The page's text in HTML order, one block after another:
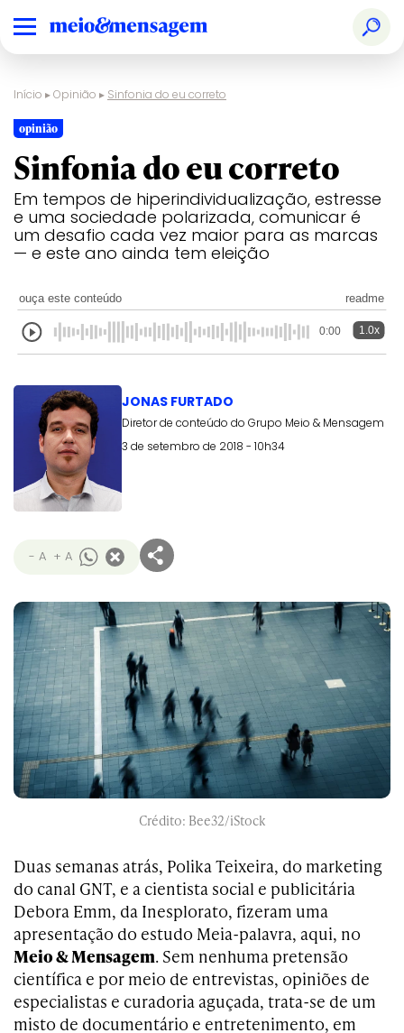
Início ▸Opinião ▸ Sinfonia do eu correto
opinião
Sinfonia do eu correto
Em tempos de hiperindividualização, estresse
e uma sociedade polarizada, comunicar é
um desafio cada vez maior para as marcas
— e este ano ainda tem eleição
ouça este conteúdo readme
0:00 1.0x
JONAS FURTADO
Diretor de conteúdo do Grupo Meio & Mensagem
3 de setembro de 2018 - 10h34
- A + A
Crédito: Bee32/iStock
Duas semanas atrás, Polika Teixeira, do marketing
do canal GNT, e a cientista social e publicitária
Debora Emm, da Inesplorato, fizeram uma
apresentação do estudo Meia-palavra, aqui, no
Meio & Mensagem. Sem nenhuma pretensão
científica e por meio de entrevistas, opiniões de
especialistas e curadoria aguçada, trata-se de um
misto de documentário e entretenimento, em